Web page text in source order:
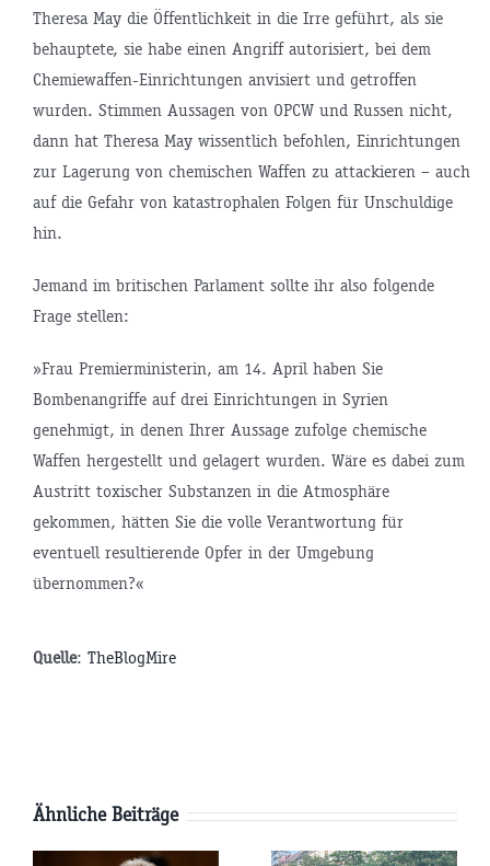
Theresa May die Öffentlichkeit in die Irre geführt, als sie
behauptete, sie habe einen Angriff autorisiert, bei dem
Chemiewaffen-Einrichtungen anvisiert und getroffen
wurden. Stimmen Aussagen von OPCW und Russen nicht,
dann hat Theresa May wissentlich befohlen, Einrichtungen
zur Lagerung von chemischen Waffen zu attackieren – auch
auf die Gefahr von katastrophalen Folgen für Unschuldige
hin.
Jemand im britischen Parlament sollte ihr also folgende
Frage stellen:
»Frau Premierministerin, am 14. April haben Sie
Bombenangriffe auf drei Einrichtungen in Syrien
genehmigt, in denen Ihrer Aussage zufolge chemische
Waffen hergestellt und gelagert wurden. Wäre es dabei zum
Austritt toxischer Substanzen in die Atmosphäre
gekommen, hätten Sie die volle Verantwortung für
eventuell resultierende Opfer in der Umgebung
übernommen?«
Quelle: TheBlogMire
Ähnliche Beiträge
AfD-